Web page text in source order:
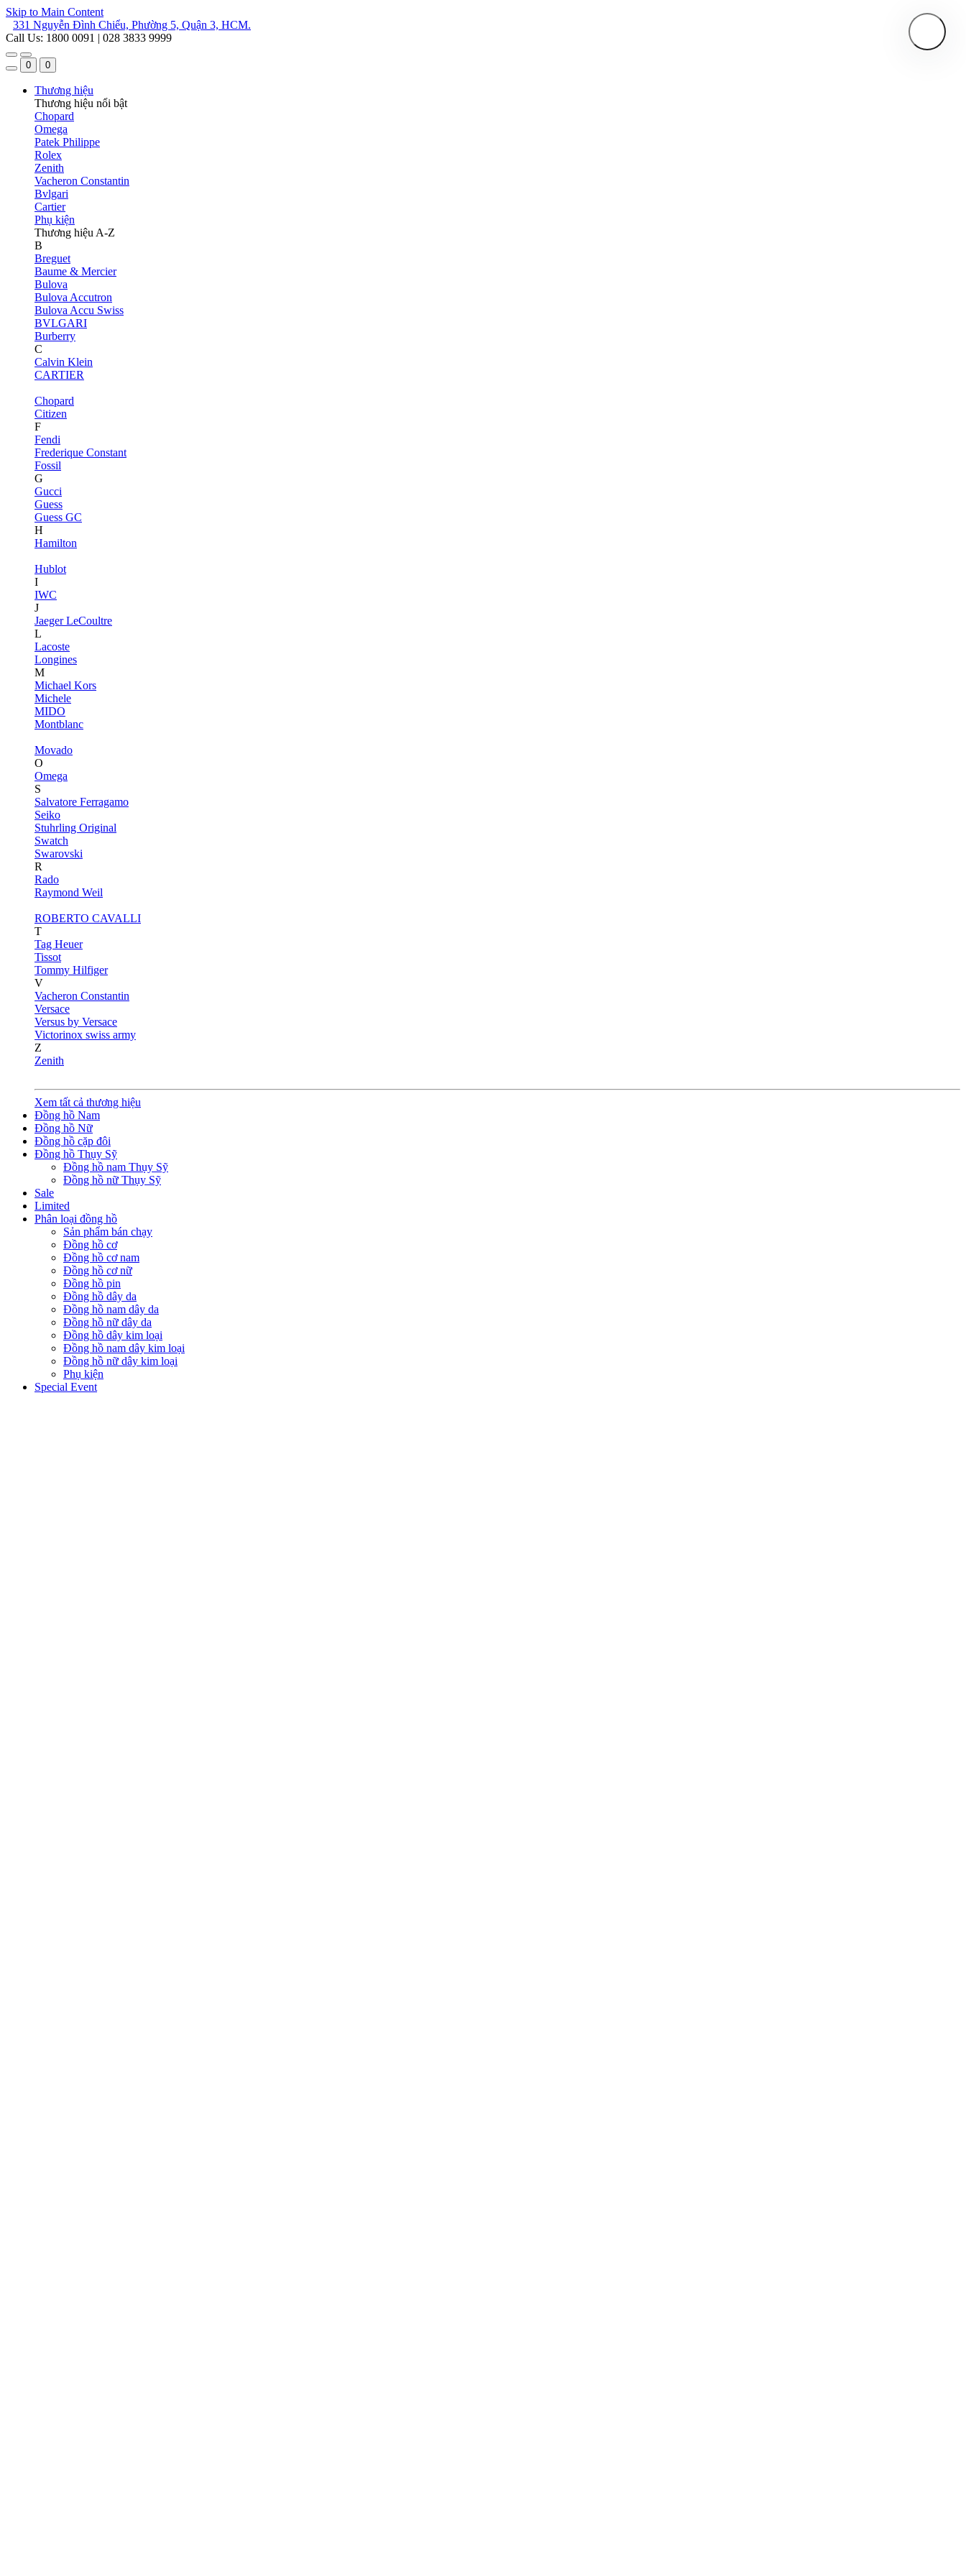
Skip to Main Content
331 Nguyễn Đình Chiểu, Phường 5, Quận 3, HCM.
Call Us: 1800 0091 | 028 3833 9999
0 0
Thương hiệu
Thương hiệu nổi bật
Chopard
Omega
Patek Philippe
Rolex
Zenith
Vacheron Constantin
Bvlgari
Cartier
Phụ kiện
Thương hiệu A-Z
B
Breguet
Baume & Mercier
Bulova
Bulova Accutron
Bulova Accu Swiss
BVLGARI
Burberry
C
Calvin Klein
CARTIER
Chopard
Citizen
F
Fendi
Frederique Constant
Fossil
G
Gucci
Guess
Guess GC
H
Hamilton
Hublot
I
IWC
J
Jaeger LeCoultre
L
Lacoste
Longines
M
Michael Kors
Michele
MIDO
Montblanc
Movado
O
Omega
S
Salvatore Ferragamo
Seiko
Stuhrling Original
Swatch
Swarovski
R
Rado
Raymond Weil
ROBERTO CAVALLI
T
Tag Heuer
Tissot
Tommy Hilfiger
V
Vacheron Constantin
Versace
Versus by Versace
Victorinox swiss army
Z
Zenith
Xem tất cả thương hiệu
Đồng hồ Nam
Đồng hồ Nữ
Đồng hồ cặp đôi
Đồng hồ Thụy Sỹ
Đồng hồ nam Thụy Sỹ
Đồng hồ nữ Thụy Sỹ
Sale
Limited
Phân loại đồng hồ
Sản phẩm bán chạy
Đồng hồ cơ
Đồng hồ cơ nam
Đồng hồ cơ nữ
Đồng hồ pin
Đồng hồ dây da
Đồng hồ nam dây da
Đồng hồ nữ dây da
Đồng hồ dây kim loại
Đồng hồ nam dây kim loại
Đồng hồ nữ dây kim loại
Phụ kiện
Special Event